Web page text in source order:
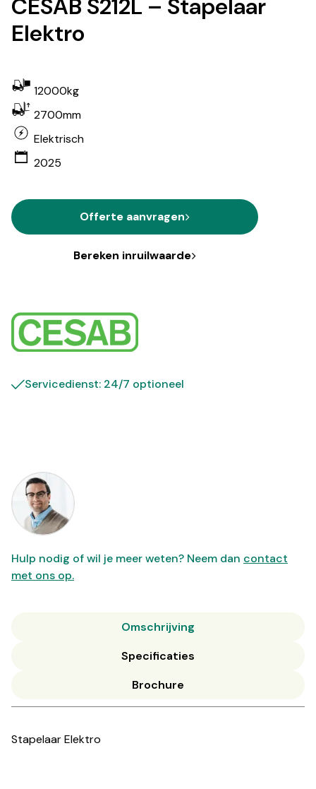
CESAB S212L – Stapelaar
Elektro
12000kg
2700mm
Elektrisch
2025
Offerte aanvragen
Bereken inruilwaarde
Servicedienst: 24/7 optioneel
Hulp nodig of wil je meer weten? Neem dan contact
met ons op.
Omschrijving
Specificaties
Brochure
Stapelaar Elektro